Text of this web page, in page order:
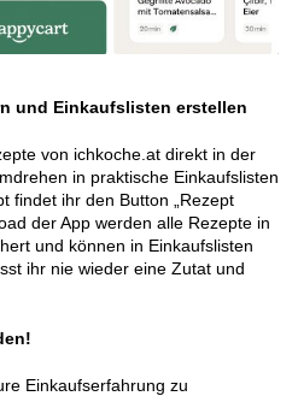
und Einkaufslisten erstellen
von ichkoche.at direkt in der
in praktische Einkaufslisten
findet ihr den Button „Rezept
der App werden alle Rezepte in
und können in Einkaufslisten
ihr nie wieder eine Zutat und
Einkaufserfahrung zu